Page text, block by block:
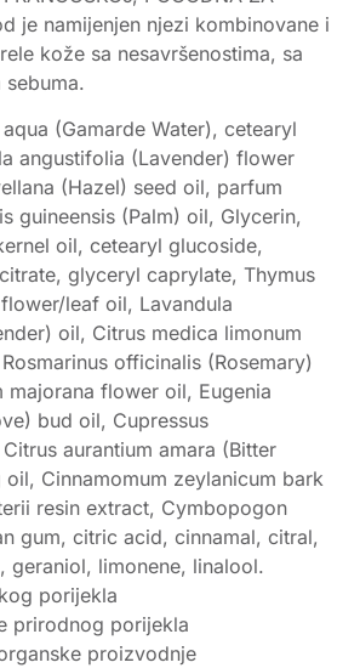
je namijenjen njezi kombinovane i
kože sa nesavršenostima, sa
(Gamarde Water), cetearyl
angustifolia (Lavender) flower
(Hazel) seed oil, parfum
guineensis (Palm) oil, Glycerin,
oil, cetearyl glucoside,
glyceryl caprylate, Thymus
leaf oil, Lavandula
oil, Citrus medica limonum
officinalis (Rosemary)
majorana flower oil, Eugenia
bud oil, Cupressus
aurantium amara (Bitter
Cinnamomum zeylanicum bark
resin extract, Cymbopogon
gum, citric acid, cinnamal, citral,
geraniol, limonene, linalool.
porijekla
prirodnog porijekla
proizvodnje